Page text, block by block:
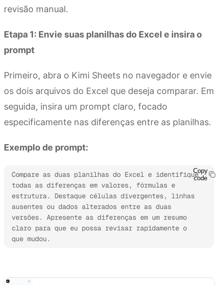
revisão manual.
Etapa 1: Envie suas planilhas do Excel e insira o
prompt
Primeiro, abra o Kimi Sheets no navegador e envie
os dois arquivos do Excel que deseja comparar. Em
seguida, insira um prompt claro, focado
especificamente nas diferenças entre as planilhas.
Exemplo de prompt:
Compare as duas planilhas do Excel e identifique
todas as diferenças em valores, fórmulas e
estrutura. Destaque células divergentes, linhas
ausentes ou dados alterados entre as duas
versões. Apresente as diferenças em um resumo
claro para que eu possa revisar rapidamente o
que mudou.
Copy
code